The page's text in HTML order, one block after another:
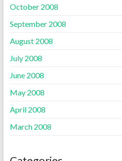
October 2008
September 2008
August 2008
July 2008
June 2008
May 2008
April 2008
March 2008